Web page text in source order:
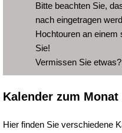
Bitte beachten Sie,
nach eingetragen
Hochtouren an einem
Sie!
Vermissen Sie etwas?
Kalender zum
Hier finden Sie verschiedene